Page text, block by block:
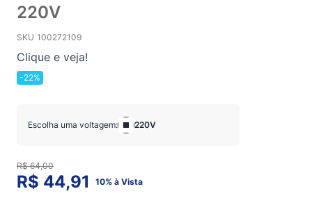
220V
SKU 100272109
Clique e veja!
-22%
Escolha uma voltagem: 220V
R$ 44,91 10% à Vista
R$ 64,00